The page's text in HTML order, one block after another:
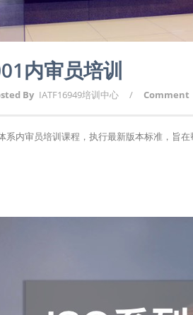
内审员培训
By IATF16949培训中心 / Comment
系内审员培训课程，执行最新版本标准，旨在